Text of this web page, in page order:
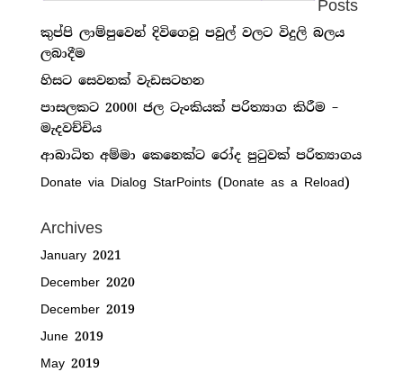
Posts
කුප්පි ලාම්පුවෙන් දිවිගෙවූ පවුල් වලට විදුලි බලය
ලබාදීම
හිසට සෙවනක් වැඩසටහන
පාසලකට 2000l ජල ටැංකියක් පරිත්‍යාග කිරීම –
මැදවච්චිය
ආබාධිත අම්මා කෙනෙක්ට රෝද පුටුවක් පරිත්‍යාගය
Donate via Dialog StarPoints (Donate as a Reload)
Archives
January 2021
December 2020
December 2019
June 2019
May 2019